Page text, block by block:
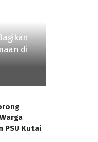
di
PSU Kutai